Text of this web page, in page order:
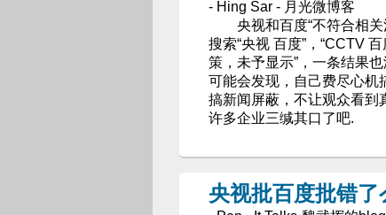
- Hing Sar - 月光微博客
央视和百度“不符合相关
搜索“央视 百度”，“CCTV
策，未予显示”，一条结果
可能会发现，自己费尽心机
搞新闻屏蔽，不让观众看到
许多企业三缄其口了吧.
央视批百度批错了